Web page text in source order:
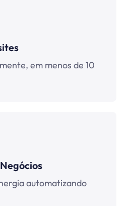
em menos de 10
automatizando